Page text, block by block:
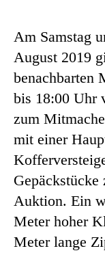
Am Samstag
August 2019
benachbarten
bis 18:00 Uhr
zum
mit einer
Auktion. Ein
Meter hoher
Meter lange